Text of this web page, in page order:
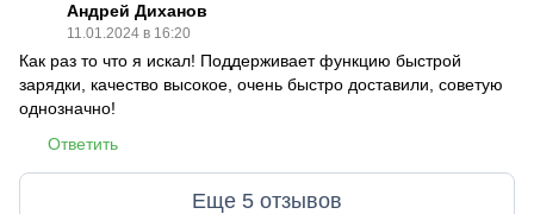
Андрей Диханов
11.01.2024 в 16:20
Как раз то что я искал! Поддерживает функцию быстрой
зарядки, качество высокое, очень быстро доставили, советую
однозначно!
Ответить
Еще 5 отзывов